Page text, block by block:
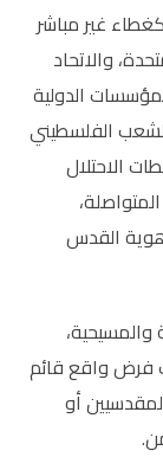
غير مباشر
والاتحاد
الدولية
الفلسطيني
الاحتلال
القدس
فرض واقع قائم
أو
.